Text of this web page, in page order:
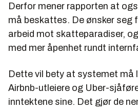
Derfor mener rapporten at
må beskattes. De ønsker seg
arbeid mot skatteparadiser,
med mer åpenhet rundt
Dette vil bety at systemet må
Airbnb-utleiere og Uber-
inntektene sine. Det gjør de